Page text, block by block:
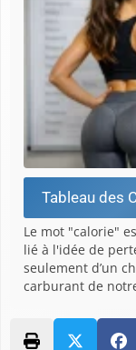
Tableau des
Le mot "calorie"
lié à l'idée de
seulement d’un
carburant de